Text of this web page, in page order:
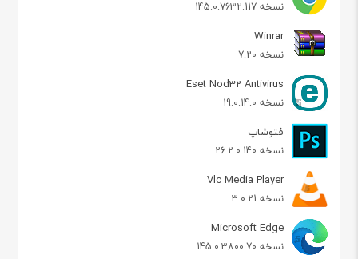
نسخه 145.0.7632.117
Winrar
نسخه 7.20
Eset Nod32 Antivirus
نسخه 19.0.14.0
فتوشاپ
نسخه 26.2.0.140
Vlc Media Player
نسخه 3.0.21
Microsoft Edge
نسخه 145.0.3800.70